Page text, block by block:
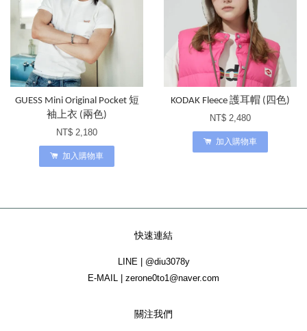
GUESS Mini Original Pocket 短
袖上衣 (兩色)
NT$ 2,180
加入購物車
KODAK Fleece 護耳帽 (四色)
NT$ 2,480
加入購物車
快速連結
LINE | @diu3078y
E-MAIL | zerone0to1@naver.com
關注我們